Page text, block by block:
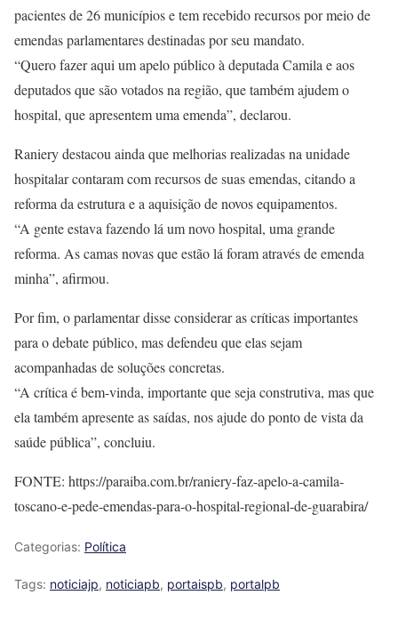
pacientes de 26 municípios e tem recebido recursos por meio de
emendas parlamentares destinadas por seu mandato.
“Quero fazer aqui um apelo público à deputada Camila e aos
deputados que são votados na região, que também ajudem o
hospital, que apresentem uma emenda”, declarou.
Raniery destacou ainda que melhorias realizadas na unidade
hospitalar contaram com recursos de suas emendas, citando a
reforma da estrutura e a aquisição de novos equipamentos.
“A gente estava fazendo lá um novo hospital, uma grande
reforma. As camas novas que estão lá foram através de emenda
minha”, afirmou.
Por fim, o parlamentar disse considerar as críticas importantes
para o debate público, mas defendeu que elas sejam
acompanhadas de soluções concretas.
“A crítica é bem-vinda, importante que seja construtiva, mas que
ela também apresente as saídas, nos ajude do ponto de vista da
saúde pública”, concluiu.
FONTE: https://paraiba.com.br/raniery-faz-apelo-a-camila-
toscano-e-pede-emendas-para-o-hospital-regional-de-guarabira/
Categorias: Política
Tags: noticiajp, noticiapb, portaispb, portalpb